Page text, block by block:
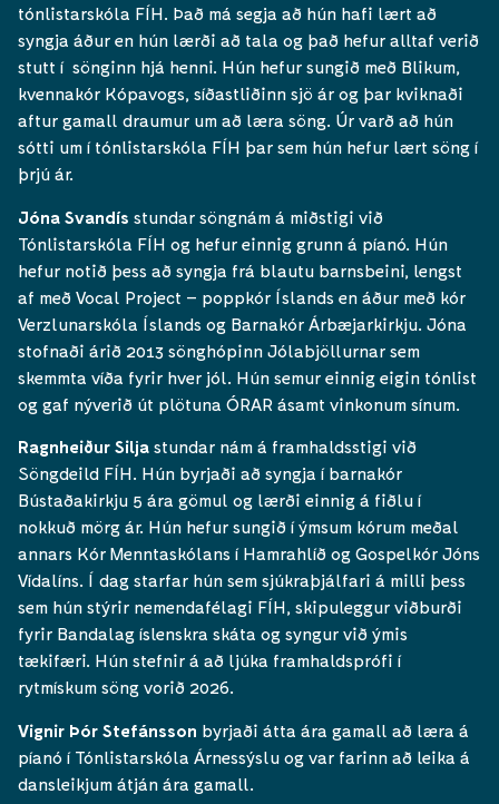
tónlistarskóla FÍH. Það má segja að hún hafi lært að
syngja áður en hún lærði að tala og það hefur alltaf verið
stutt í sönginn hjá henni. Hún hefur sungið með Blikum,
kvennakór Kópavogs, síðastliðinn sjö ár og þar kviknaði
aftur gamall draumur um að læra söng. Úr varð að hún
sótti um í tónlistarskóla FÍH þar sem hún hefur lært söng í
þrjú ár.
Jóna Svandís stundar söngnám á miðstigi við
Tónlistarskóla FÍH og hefur einnig grunn á píanó. Hún
hefur notið þess að syngja frá blautu barnsbeini, lengst
af með Vocal Project – poppkór Íslands en áður með kór
Verzlunarskóla Íslands og Barnakór Árbæjarkirkju. Jóna
stofnaði árið 2013 sönghópinn Jólabjöllurnar sem
skemmta víða fyrir hver jól. Hún semur einnig eigin tónlist
og gaf nýverið út plötuna ÓRAR ásamt vinkonum sínum.
Ragnheiður Silja stundar nám á framhaldsstigi við
Söngdeild FÍH. Hún byrjaði að syngja í barnakór
Bústaðakirkju 5 ára gömul og lærði einnig á fiðlu í
nokkuð mörg ár. Hún hefur sungið í ýmsum kórum meðal
annars Kór Menntaskólans í Hamrahlíð og Gospelkór Jóns
Vídalíns. Í dag starfar hún sem sjúkraþjálfari á milli þess
sem hún stýrir nemendafélagi FÍH, skipuleggur viðburði
fyrir Bandalag íslenskra skáta og syngur við ýmis
tækifæri. Hún stefnir á að ljúka framhaldsprófi í
rytmískum söng vorið 2026.
Vignir Þór Stefánsson byrjaði átta ára gamall að læra á
píanó í Tónlistarskóla Árnessýslu og var farinn að leika á
dansleikjum átján ára gamall.